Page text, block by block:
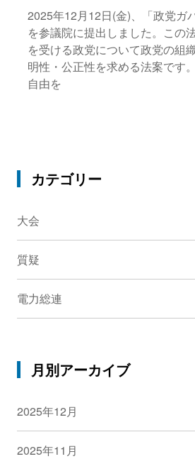
2025年12月12日(金)、「政党ガ
を参議院に提出しました。この
を受ける政党について政党の組
明性・公正性を求める法案です
自由を
カテゴリー
大会
質疑
電力総連
月別アーカイブ
2025年12月
2025年11月